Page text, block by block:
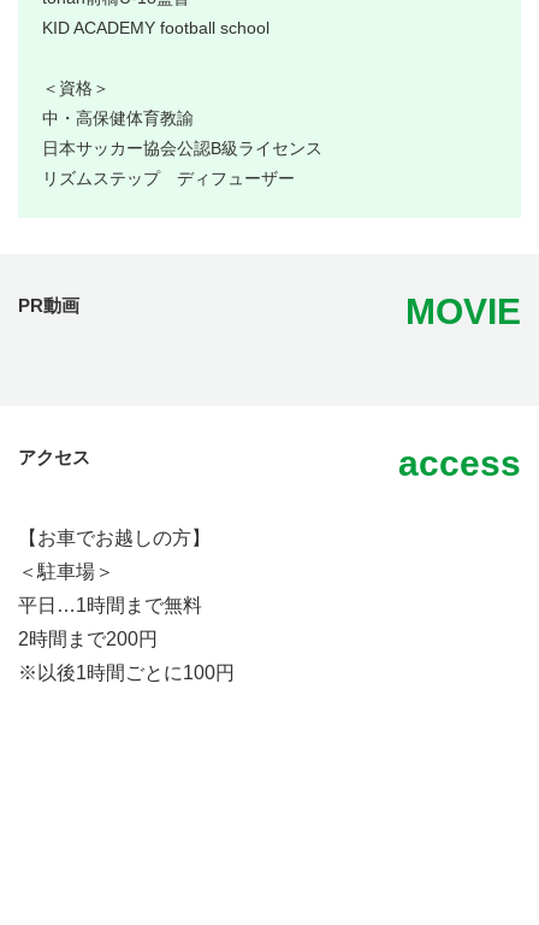
KID ACADEMY football school
＜資格＞
中・高保健体育教諭
日本サッカー協会公認B級ライセンス
リズムステップ ディフューザー
PR動画 MOVIE
アクセス access
【お車でお越しの方】
＜駐車場＞
平日…1時間まで無料
2時間まで200円
※以後1時間ごとに100円